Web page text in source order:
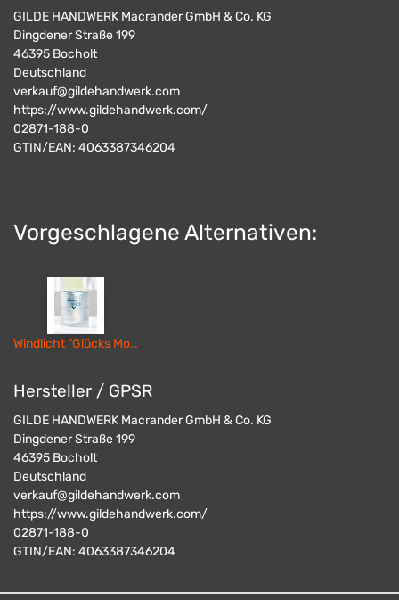
GILDE HANDWERK Macrander GmbH & Co. KG
Dingdener Straße 199
46395 Bocholt
Deutschland
verkauf@gildehandwerk.com
https://www.gildehandwerk.com/
02871-188-0
GTIN/EAN: 4063387346204
Vorgeschlagene Alternativen:
Windlicht "Glücks Moment" silberfarben/innen blau, in Geschenkbox
Hersteller / GPSR
GILDE HANDWERK Macrander GmbH & Co. KG
Dingdener Straße 199
46395 Bocholt
Deutschland
verkauf@gildehandwerk.com
https://www.gildehandwerk.com/
02871-188-0
GTIN/EAN: 4063387346204